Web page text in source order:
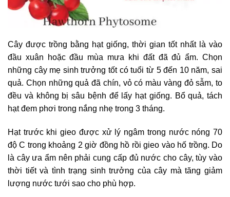
Cây được trồng bằng hạt giống, thời gian tốt nhất là vào
đầu xuân hoặc đầu mùa mưa khi đất đã đủ ẩm. Chọn
những cây mẹ sinh trưởng tốt có tuổi từ 5 đến 10 năm, sai
quả. Chọn những quả đã chín, vỏ có màu vàng đỏ sẫm, to
đều và không bị sâu bệnh để lấy hạt giống. Bổ quả, tách
hạt đem phơi trong nắng nhẹ trong 3 tháng.
Hạt trước khi gieo được xử lý ngâm trong nước nóng 70
độ C trong khoảng 2 giờ đồng hồ rồi gieo vào hố trồng. Do
là cây ưa ẩm nên phải cung cấp đủ nước cho cây, tùy vào
thời tiết và tình trạng sinh trưởng của cây mà tăng giảm
lượng nước tưới sao cho phù hợp.